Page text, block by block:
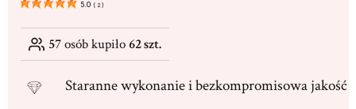
5.0 ( 2 )
57osób kupiło62 szt.
Starannewykonanie i bezkompromisowa jakość